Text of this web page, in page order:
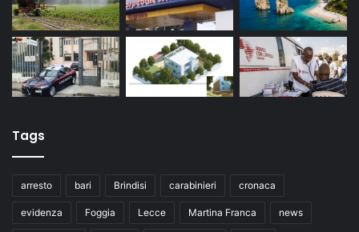
Tags
arresto bari Brindisi carabinieri cronaca
evidenza Foggia Lecce Martina Franca news